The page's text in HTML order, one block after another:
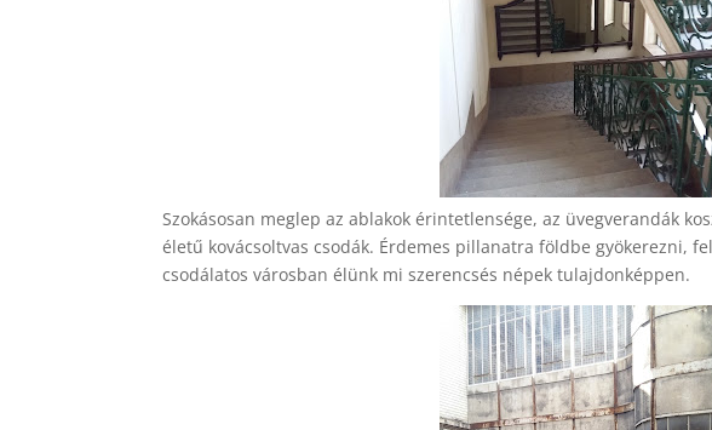
Szokásosan meglep az ablakok érintetlensége, az üvegverandák
életű kovácsoltvas csodák. Érdemes pillanatra földbe gyökerezni,
csodálatos városban élünk mi szerencsés népek tulajdonképpen.